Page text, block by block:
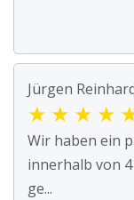
Jürgen
★ ★ ★ ★
Wir haben ein
innerhalb von
ge...